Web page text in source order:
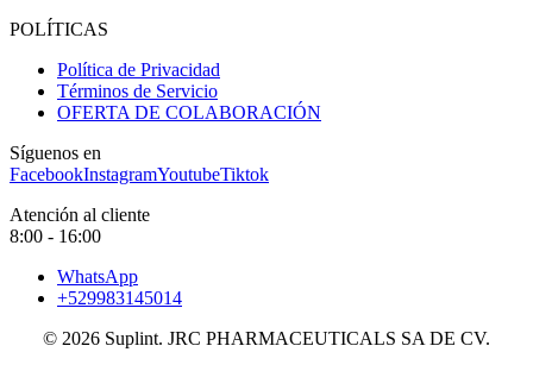
POLÍTICAS
Política de Privacidad
Términos de Servicio
OFERTA DE COLABORACIÓN
Síguenos en
FacebookInstagramYoutubeTiktok
Atención al cliente
8:00 - 16:00
WhatsApp
+529983145014
© 2026 Suplint. JRC PHARMACEUTICALS SA DE CV.